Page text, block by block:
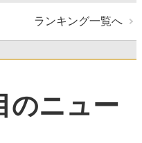
ランキング一覧へ
のニュー